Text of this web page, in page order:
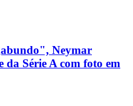
Neymar
da Série A com foto em